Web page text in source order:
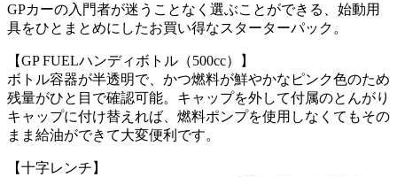
GPカーの入門者が迷うことなく選ぶことができる、始動用
具をひとまとめにしたお買い得なスターターパック。
【GP FUELハンディボトル（500cc）】
ボトル容器が半透明で、かつ燃料が鮮やかなピンク色のため
残量がひと目で確認可能。キャップを外して付属のとんがり
キャップに付け替えれば、燃料ポンプを使用しなくてもその
まま給油ができて大変便利です。
【十字レンチ】